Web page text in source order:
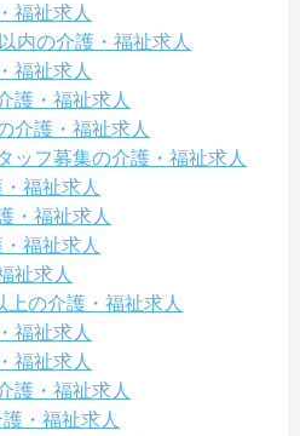
福祉求人
内の介護・福祉求人
福祉求人
護・福祉求人
介護・福祉求人
ッフ募集の介護・福祉求人
福祉求人
・福祉求人
福祉求人
祉求人
の介護・福祉求人
福祉求人
福祉求人
護・福祉求人
・福祉求人